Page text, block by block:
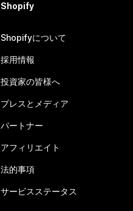
Shopify
Shopifyについて
採用情報
投資家の皆様へ
プレスとメディア
パートナー
アフィリエイト
法的事項
サービスステータス